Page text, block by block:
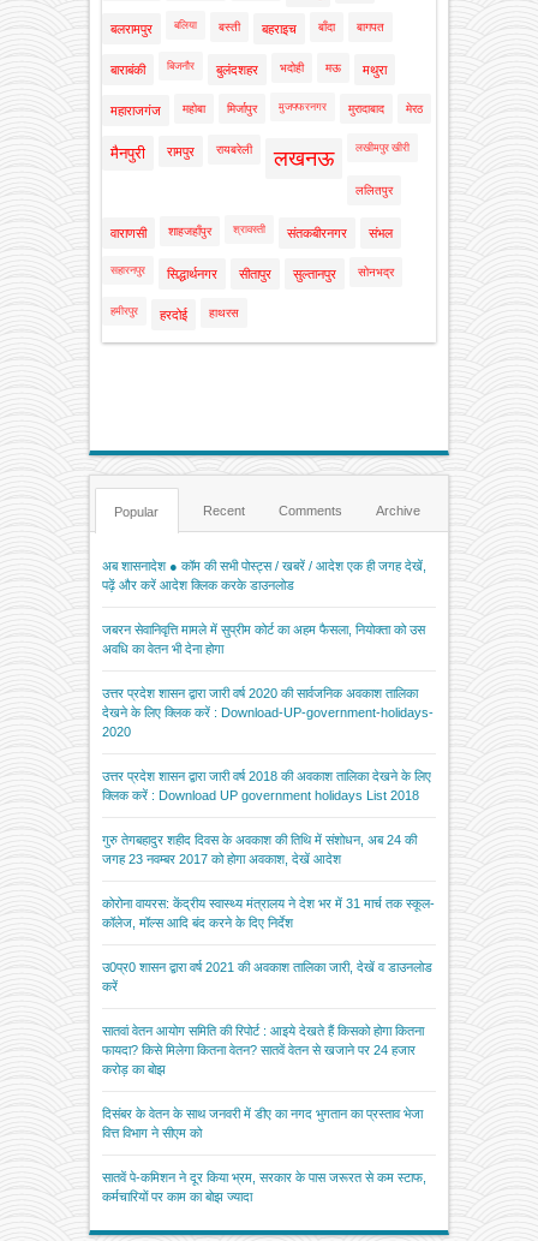
बाराबंकी बिजनौर बुलंदशहर भदोही मऊ मथुरा
महाराजगंज महोबा मिर्जापुर मुजफ्फरनगर मुरादाबाद
मैनपुरी रामपुर रायबरेली लखनऊ लखीमपुर खीरी
ललितपुर
संभल
सहारनपुर सिद्धार्थनगर सीतापुर सुल्तानपुर सोनभद्र
हमीरपुर हरदोई हाथरस
Popular Recent Comments Archive
जबरन सेवानिवृत्ति मामले में सुप्रीम कोर्ट का अहम फैसला, नियोक्ता को उस
उत्तर प्रदेश शासन द्वारा जारी वर्ष 2020 की सार्वजनिक अवकाश तालिका
2020
उत्तर प्रदेश शासन द्वारा जारी वर्ष 2018 की अवकाश तालिका देखने के लिए
गुरु तेगबहादुर शहीद दिवस के अवकाश की तिथि में संशोधन, अब 24 की
कोरोना वायरस: केंद्रीय स्वास्थ्य मंत्रालय ने देश भर में 31 मार्च तक स्कूल-
उ0प्र0 शासन द्वारा वर्ष 2021 की अवकाश तालिका जारी, देखें व डाउनलोड
सातवां वेतन आयोग समिति की रिपोर्ट : आइये देखते हैं किसको होगा कितना
करोड़ का बोझ
दिसंबर के वेतन के साथ जनवरी में डीए का नगद भुगतान का प्रस्ताव भेजा
सातवें पे-कमिशन ने दूर किया भ्रम, सरकार के पास जरूरत से कम स्टाफ,
DOWNLOAD ANDROID APP